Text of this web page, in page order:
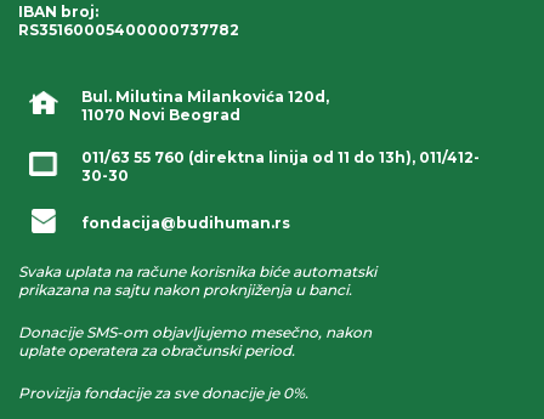
Bul. Milutina Milankovića 120d,
11070 Novi Beograd
011/63 55 760 (direktna linija od 11 do 13h), 011/412-
30-30
fondacija@budihuman.rs
Svaka uplata na račune korisnika biće automatski
prikazana na sajtu nakon proknjiženja u banci.
Donacije SMS-om objavljujemo mesečno, nakon
uplate operatera za obračunski period.
Provizija fondacije za sve donacije je 0%.
IBAN broj:
RS35160005400000737782